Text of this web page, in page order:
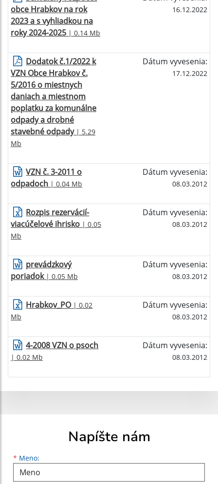
obce Hrabkov na rok
2023 a s vyhliadkou na
roky 2024-2025 | 0.14 Mb
16.12.2022
Dodatok č.1/2022 k
VZN Obce Hrabkov č.
5/2016 o miestnych
daniach a miestnom
poplatku za komunálne
odpady a drobné
stavebné odpady| 5.29
Mb
Dátum vyvesenia:
17.12.2022
VZN č. 3-2011 o
odpadoch | 0.04 Mb
Dátum vyvesenia:
08.03.2012
Rozpis rezervácií-
viacúčelové ihrisko | 0.05
Mb
Dátum vyvesenia:
08.03.2012
prevádzkový
poriadok| 0.05 Mb
Dátum vyvesenia:
08.03.2012
Hrabkov_PO| 0.02
Mb
Dátum vyvesenia:
08.03.2012
4-2008 VZN o psoch
| 0.02 Mb
Dátum vyvesenia:
08.03.2012
Napíšte nám
* Meno:
Meno
Priezvisko
E-mailová adresa